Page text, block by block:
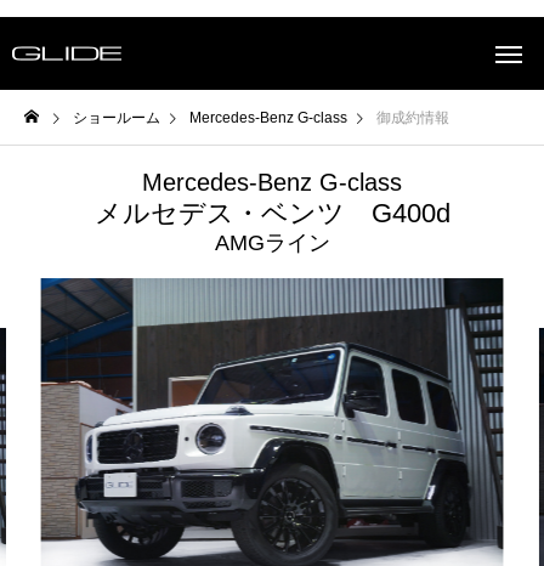
ショールーム Mercedes-Benz G-class 御成約情報
Mercedes-Benz G-class
メルセデス・ベンツ G400d
AMGライン